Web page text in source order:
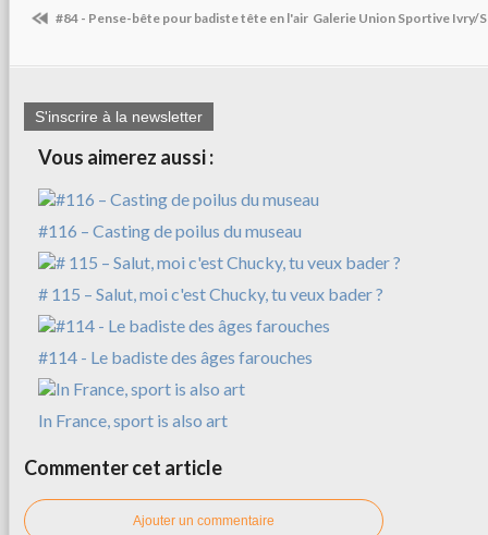
#84 - Pense-bête pour badiste tête en l'air Galerie Union Sportive Ivry/
S'inscrire à la newsletter
Vous aimerez aussi :
#116 – Casting de poilus du museau
# 115 – Salut, moi c'est Chucky, tu veux bader ?
#114 - Le badiste des âges farouches
In France, sport is also art
Commenter cet article
Ajouter un commentaire